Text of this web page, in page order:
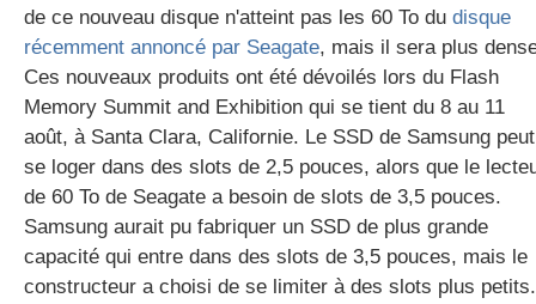
de ce nouveau disque n'atteint pas les 60 To du disque
récemment annoncé par Seagate, mais il sera plus
Ces nouveaux produits ont été dévoilés lors du Flash
Memory Summit and Exhibition qui se tient du 8 au 11
août, à Santa Clara, Californie. Le SSD de Samsung peut
se loger dans des slots de 2,5 pouces, alors que le
de 60 To de Seagate a besoin de slots de 3,5 pouces.
Samsung aurait pu fabriquer un SSD de plus grande
capacité qui entre dans des slots de 3,5 pouces, mais le
constructeur a choisi de se limiter à des slots plus petits.